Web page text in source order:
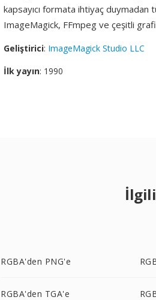
kapsayıcı formata ihtiyaç duymadan
ImageMagick, FFmpeg ve çeşitli
Geliştirici: ImageMagick Studio LLC
İlk yayın: 1990
RGBA'den PNG'e
RGBA'den TGA'e